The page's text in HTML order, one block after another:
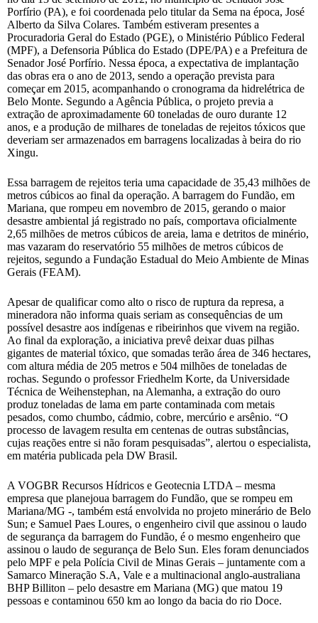
Porfírio (PA), e foi coordenada pelo titular da Sema na época, José
Alberto da Silva Colares. Também estiveram presentes a
Procuradoria Geral do Estado (PGE), o Ministério Público Federal
(MPF), a Defensoria Pública do Estado (DPE/PA) e a Prefeitura de
Senador José Porfírio. Nessa época, a expectativa de implantação
das obras era o ano de 2013, sendo a operação prevista para
começar em 2015, acompanhando o cronograma da hidrelétrica de
Belo Monte. Segundo a Agência Pública, o projeto previa a
extração de aproximadamente 60 toneladas de ouro durante 12
anos, e a produção de milhares de toneladas de rejeitos tóxicos que
deveriam ser armazenados em barragens localizadas à beira do rio
Xingu.
Essa barragem de rejeitos teria uma capacidade de 35,43 milhões de
metros cúbicos ao final da operação. A barragem do Fundão, em
Mariana, que rompeu em novembro de 2015, gerando o maior
desastre ambiental já registrado no país, comportava oficialmente
2,65 milhões de metros cúbicos de areia, lama e detritos de minério,
mas vazaram do reservatório 55 milhões de metros cúbicos de
rejeitos, segundo a Fundação Estadual do Meio Ambiente de Minas
Gerais (FEAM).
Apesar de qualificar como alto o risco de ruptura da represa, a
mineradora não informa quais seriam as consequências de um
possível desastre aos indígenas e ribeirinhos que vivem na região.
Ao final da exploração, a iniciativa prevê deixar duas pilhas
gigantes de material tóxico, que somadas terão área de 346 hectares,
com altura média de 205 metros e 504 milhões de toneladas de
rochas. Segundo o professor Friedhelm Korte, da Universidade
Técnica de Weihenstephan, na Alemanha, a extração do ouro
produz toneladas de lama em parte contaminada com metais
pesados, como chumbo, cádmio, cobre, mercúrio e arsênio. “O
processo de lavagem resulta em centenas de outras substâncias,
cujas reações entre si não foram pesquisadas”, alertou o especialista,
em matéria publicada pela DW Brasil.
A VOGBR Recursos Hídricos e Geotecnia LTDA – mesma
empresa que planejoua barragem do Fundão, que se rompeu em
Mariana/MG -, também está envolvida no projeto minerário de Belo
Sun; e Samuel Paes Loures, o engenheiro civil que assinou o laudo
de segurança da barragem do Fundão, é o mesmo engenheiro que
assinou o laudo de segurança de Belo Sun. Eles foram denunciados
pelo MPF e pela Polícia Civil de Minas Gerais – juntamente com a
Samarco Mineração S.A, Vale e a multinacional anglo-australiana
BHP Billiton – pelo desastre em Mariana (MG) que matou 19
pessoas e contaminou 650 km ao longo da bacia do rio Doce.